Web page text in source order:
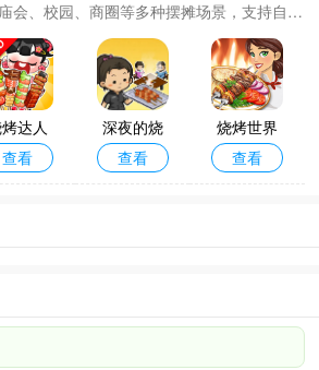
会、校园、商圈等多种摆摊场景，支持自由
客等玩法，还原真实摆摊全过程。既有经典
达人
限钞票
查看
深夜的烧
烤店免广
查看
烧烤世界
破解版
查看